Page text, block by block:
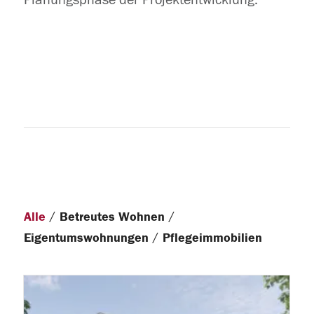
Alle / Betreutes Wohnen /
Eigentumswohnungen / Pflegeimmobilien